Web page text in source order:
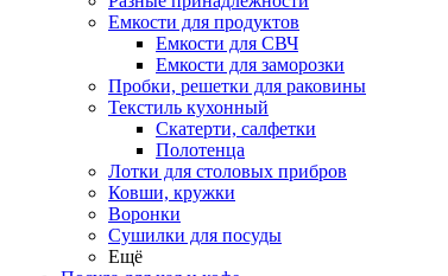
Емкости для продуктов
Емкости для СВЧ
Емкости для заморозки
Пробки, решетки для раковины
Текстиль кухонный
Скатерти, салфетки
Полотенца
Лотки для столовых прибров
Ковши, кружки
Воронки
Сушилки для посуды
Ещё